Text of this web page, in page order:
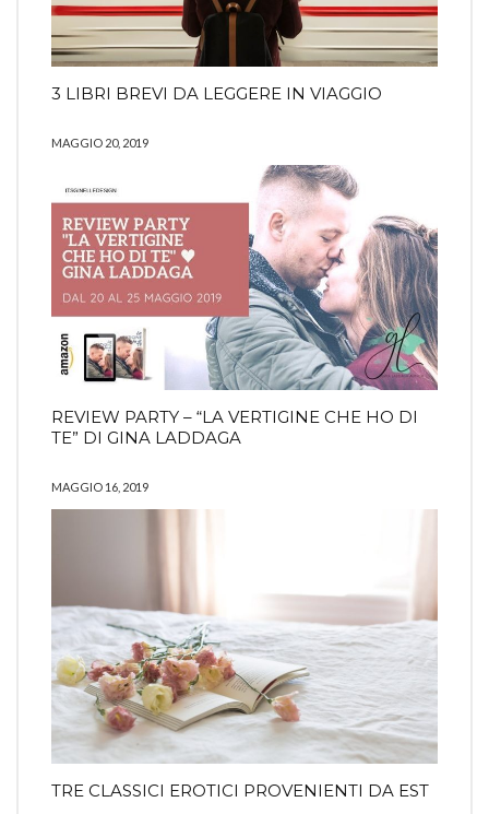
3 LIBRI BREVI DA LEGGERE IN VIAGGIO
MAGGIO 20, 2019
REVIEW PARTY – “LA VERTIGINE CHE HO DI
TE” DI GINA LADDAGA
MAGGIO 16, 2019
TRE CLASSICI EROTICI PROVENIENTI DA EST